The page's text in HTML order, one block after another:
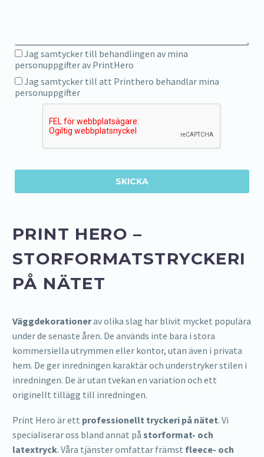
Jag samtycker till behandlingen av mina
personuppgifter av PrintHero
Jag samtycker till att Printhero behandlar mina
personuppgifter
PRINT HERO –
STORFORMATSTRYCKERI
PÅ NÄTET
Väggdekorationerav olika slag har blivit mycket populära
under de senaste åren. De används inte bara i stora
kommersiella utrymmen eller kontor, utan även i privata
hem. De ger inredningen karaktär och understryker stilen i
inredningen. De är utan tvekan en variation och ett
originellt tillägg till inredningen.
Print Hero är ett professionellt tryckeri på nätet. Vi
specialiserar oss bland annat på storformat- och
latextryck. Våra tjänster omfattar främst fleece- och